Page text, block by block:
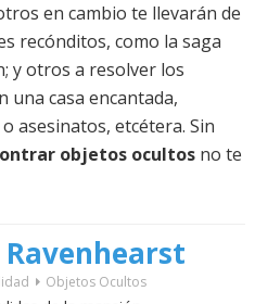
en cambio te llevarán de
recónditos, como la saga
y otros a resolver los
una casa encantada,
asesinatos, etcétera. Sin
objetos ocultos no te
Objetos Ocultos